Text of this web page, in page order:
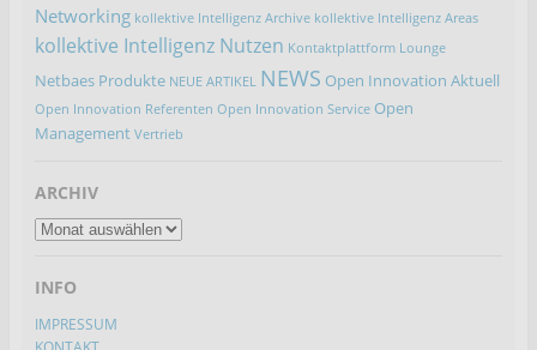
Networking kollektive Intelligenz Archive kollektive Intelligenz Areas
kollektive Intelligenz Nutzen Kontaktplattform Lounge
Netbaes Produkte NEUE ARTIKEL NEWS Open Innovation Aktuell
Open Innovation Referenten Open Innovation Service Open
Management Vertrieb
ARCHIV
ARCHIV
INFO
IMPRESSUM